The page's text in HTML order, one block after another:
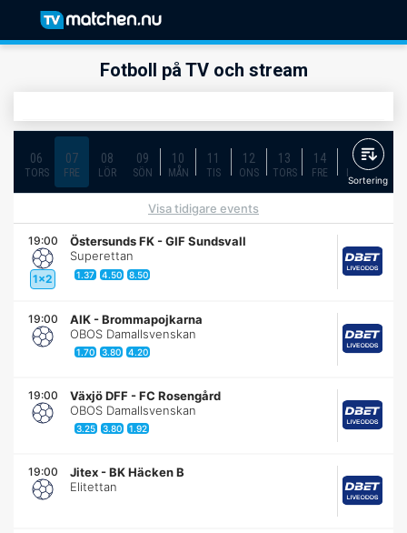
Fotboll på TV och stream
06
TORS
07
FRE
08
LÖR
09
SÖN
10
MÅN
11
TIS
12
ONS
13
TORS
14
FRE
15
LÖR
Sortering
Visa tidigare events
19:00
1x2
Östersunds FK -GIF Sundsvall
Superettan
1.37 4.50 8.50
19:00 AIK -Brommapojkarna
OBOS Damallsvenskan
1.70 3.80 4.20
19:00 Växjö DFF -FC Rosengård
OBOS Damallsvenskan
3.25 3.80 1.92
19:00 Jitex -BK Häcken B
Elitettan